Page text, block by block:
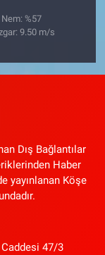
Nem: %57
9.50 m/s
Dış Bağlantılar
Haber
yayınlanan Köşe
47/3